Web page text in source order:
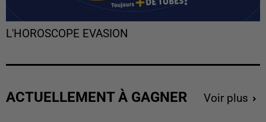
L'HOROSCOPE EVASION
ACTUELLEMENT À GAGNER Voir plus